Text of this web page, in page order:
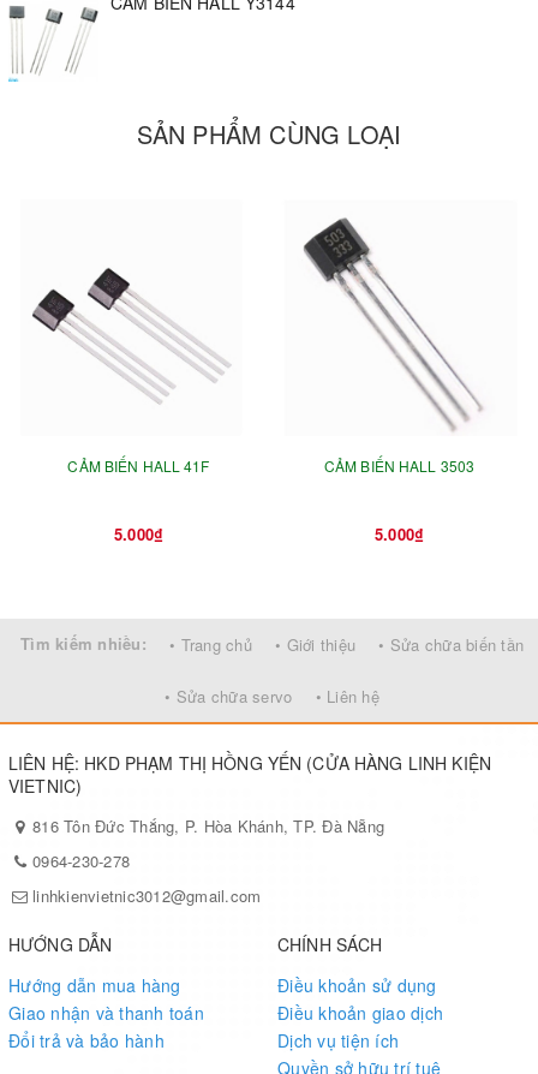
SẢN PHẨM CÙNG LOẠI
CẢM BIẾN HALL 41F
5.000₫
CẢM BIẾN HALL 3503
5.000₫
Tìm kiếm nhiều: • Trang chủ • Giới thiệu • Sửa chữa biến tần
• Sửa chữa servo • Liên hệ
LIÊN HỆ: HKD PHẠM THỊ HỒNG YẾN (CỬA HÀNG LINH KIỆN
VIETNIC)
816 Tôn Đức Thắng, P. Hòa Khánh, TP. Đà Nẵng
0964-230-278
linhkienvietnic3012@gmail.com
HƯỚNG DẪN
Hướng dẫn mua hàng
Giao nhận và thanh toán
Đổi trả và bảo hành
CHÍNH SÁCH
Điều khoản sử dụng
Điều khoản giao dịch
Dịch vụ tiện ích
Quyền sở hữu trí tuệ